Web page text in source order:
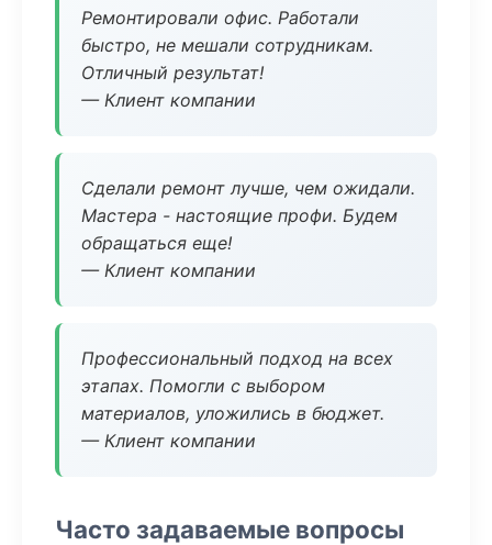
Ремонтировали офис. Работали
быстро, не мешали сотрудникам.
Отличный результат!
— Клиент компании
Сделали ремонт лучше, чем ожидали.
Мастера - настоящие профи. Будем
обращаться еще!
— Клиент компании
Профессиональный подход на всех
этапах. Помогли с выбором
материалов, уложились в бюджет.
— Клиент компании
Часто задаваемые вопросы